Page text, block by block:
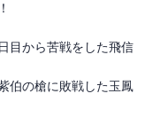
ーマンスも抜群の一冊で
目から苦戦をした飛信
伯の槍に敗戦した玉鳳